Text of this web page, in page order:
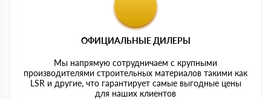
ОФИЦИАЛЬНЫЕ ДИЛЕРЫ
Мы напрямую сотрудничаем с крупными
производителями строительных материалов такими как
LSR и другие, что гарантирует самые выгодные цены
для наших клиентов